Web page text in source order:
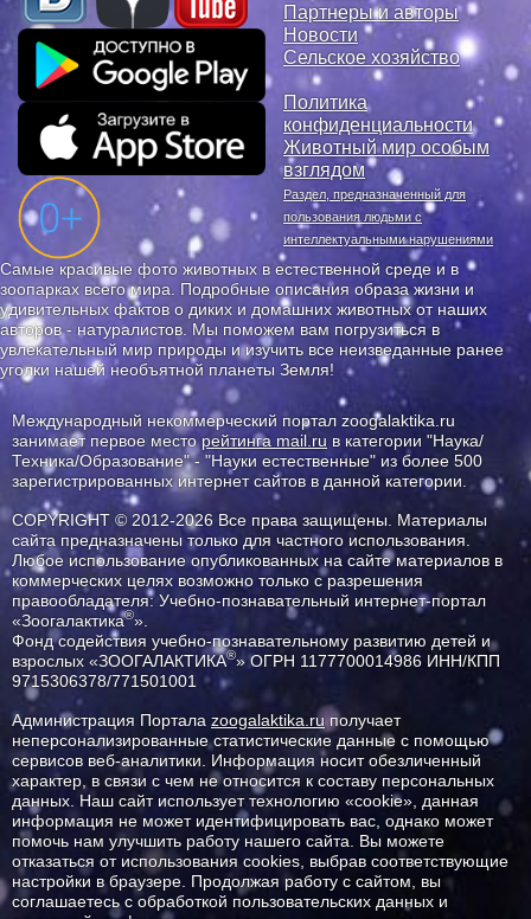
Партнеры и авторы
Новости
Сельское хозяйство
Политика
конфиденциальности
Животный мир особым
взглядом
Раздел, предназначенный для
пользования людьми с
интеллектуальными нарушениями
Самые красивые фото животных в естественной среде и в
зоопарках всего мира. Подробные описания образа жизни и
удивительных фактов о диких и домашних животных от наших
авторов - натуралистов. Мы поможем вам погрузиться в
увлекательный мир природы и изучить все неизведанные ранее
уголки нашей необъятной планеты Земля!
Международный некоммерческий портал zoogalaktika.ru
занимает первое месторейтинга mail.ru в категории "Наука/
Техника/Образование" - "Науки естественные" из более 500
зарегистрированных интернет сайтов в данной категории.
COPYRIGHT © 2012-2026 Все права защищены. Материалы
сайта предназначены только для частного использования.
Любое использование опубликованных на сайте материалов в
коммерческих целях возможно только с разрешения
правообладателя: Учебно-познавательный интернет-портал
«Зоогалактика®».
Фонд содействия учебно-познавательному развитию детей и
взрослых «ЗООГАЛАКТИКА®» ОГРН 1177700014986 ИНН/КПП
9715306378/771501001
Администрация Портала zoogalaktika.ruполучает
неперсонализированные статистические данные с помощью
сервисов веб-аналитики. Информация носит обезличенный
характер, в связи с чем не относится к составу персональных
данных. Наш сайт использует технологию «cookie», данная
информация не может идентифицировать вас, однако может
помочь нам улучшить работу нашего сайта. Вы можете
отказаться от использования cookies, выбрав соответствующие
настройки в браузере. Продолжая работу с сайтом, вы
соглашаетесь с обработкой пользовательских данных и